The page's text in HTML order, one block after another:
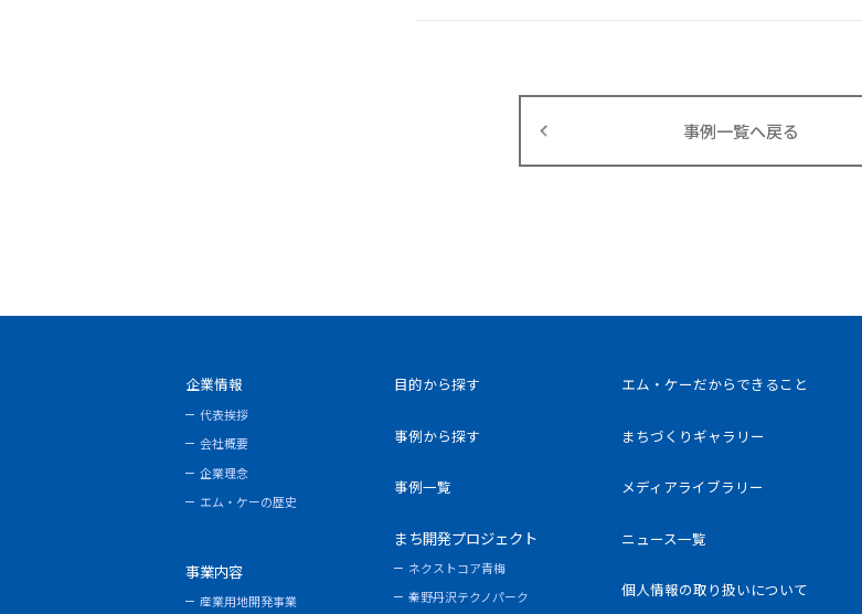
事例一覧へ戻る
企業情報
代表挨拶
会社概要
企業理念
エム・ケーの歴史
事業内容
産業用地開発事業
目的から探す
事例から探す
事例一覧
まち開発プロジェクト
ネクストコア青梅
秦野丹沢テクノパーク
エム・ケーだからできること
まちづくりギャラリー
メディアライブラリー
ニュース一覧
個人情報の取り扱いについて